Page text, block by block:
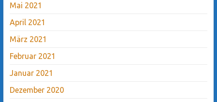
Mai 2021
April 2021
März 2021
Februar 2021
Januar 2021
Dezember 2020